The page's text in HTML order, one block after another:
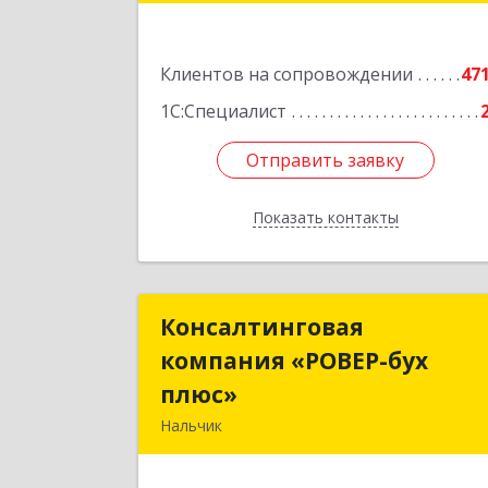
Клиентов на сопровождении
471
1С:Специалист
Отправить заявку
Показать контакты
Отправить заявку
Назад
Консалтинговая
компания «РОВЕР-бух
плюс»
Нальчик
Консалтинговая
компания «РОВЕР-бух